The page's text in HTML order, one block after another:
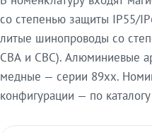
со степенью защиты IP55/
литые шинопроводы со
СВА и СВС). Алюминиевые
медные — серии 89xx.
конфигурации — по